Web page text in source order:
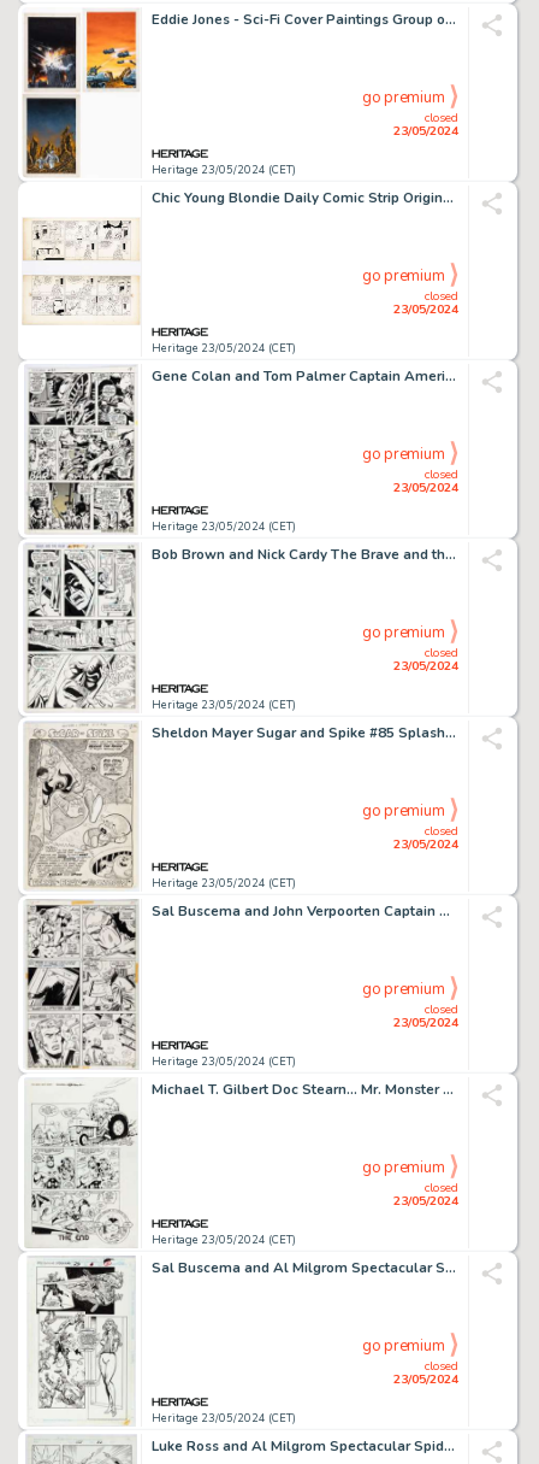
Eddie Jones - Sci-Fi Cover Paintings Group of 3 Original Art (Heyne/Moewig Publishing, 1975-80). (Total: 3 Illustration Art)
Heritage 23/05/2024 (CET)
closed
23/05/2024
go premium
Chic Young Blondie Daily Comic Strip Original Art dated 8-24-41 (King Features Syndicate, 1941). (Total: 2 Original Art)
Heritage 23/05/2024 (CET)
closed
23/05/2024
go premium
Gene Colan and Tom Palmer Captain America #135 Story Page 15 Original Art (Marvel, 1971).
Heritage 23/05/2024 (CET)
closed
23/05/2024
go premium
Bob Brown and Nick Cardy The Brave and the Bold #99 Story Page 22 Original Art (DC, 1971).
Heritage 23/05/2024 (CET)
closed
23/05/2024
go premium
Sheldon Mayer Sugar and Spike #85 Splash Page 2 Original Art (DC, 1969).
Heritage 23/05/2024 (CET)
closed
23/05/2024
go premium
Sal Buscema and John Verpoorten Captain America #158 Story Page 17 Original Art (Marvel, 1973).
Heritage 23/05/2024 (CET)
closed
23/05/2024
go premium
Michael T. Gilbert Doc Stearn... Mr. Monster #5 Story Page 6 Original Art (Eclipse, 1986).
Heritage 23/05/2024 (CET)
closed
23/05/2024
go premium
Sal Buscema and Al Milgrom Spectacular Spider-Man #231 Story Page 5 Original Art (Marvel, 1996).
Heritage 23/05/2024 (CET)
closed
23/05/2024
go premium
Luke Ross and Al Milgrom Spectacular Spider-Man #255 Story Page 32 Original Art (Marvel, 1998).